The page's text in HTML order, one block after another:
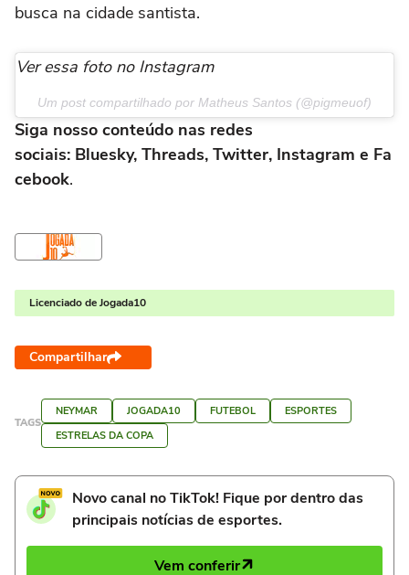
busca na cidade santista.
Ver essa foto no Instagram
Um post compartilhado por Matheus Santos (@pigmeuof)
Siga nosso conteúdo nas redes
sociais: Bluesky, Threads, Twitter, Instagram e Fa
cebook.
Licenciado de Jogada10
Compartilhar
TAGS
NEYMAR JOGADA10 FUTEBOL
ESPORTES
ESTRELAS DA COPA
Novo canal no TikTok! Fique por dentro das
principais notícias de esportes.
Vem conferir